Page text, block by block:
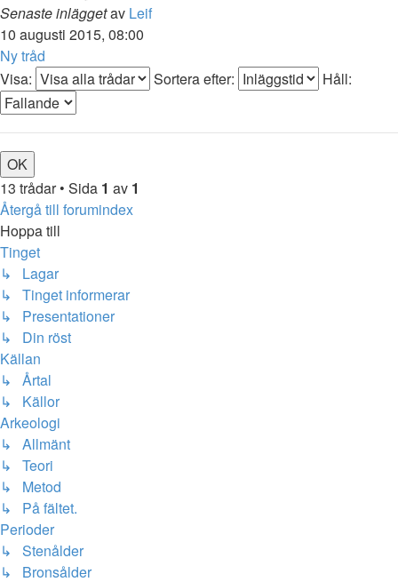
Senaste inläggetav Leif
10 augusti 2015, 08:00
Ny tråd
Visa:
Sortera efter: Håll:
13 trådar • Sida 1 av 1
Återgå till forumindex
Hoppa till
Tinget
↳ Lagar
↳ Tinget informerar
↳ Presentationer
↳ Din röst
Källan
↳ Årtal
↳ Källor
Arkeologi
↳ Allmänt
↳ Teori
↳ Metod
↳ På fältet.
Perioder
↳ Stenålder
↳ Bronsålder